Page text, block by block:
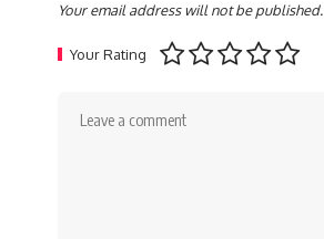
Your email address will not be published.
Your Rating